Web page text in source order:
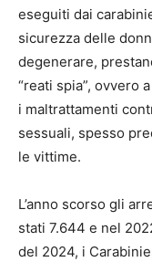
eseguiti dai
sicurezza delle
degenerare,
“reati spia”, ovvero
i maltrattamenti
sessuali, spesso
le vittime.
L’anno scorso gli
stati 7.644 e nel
del 2024, i